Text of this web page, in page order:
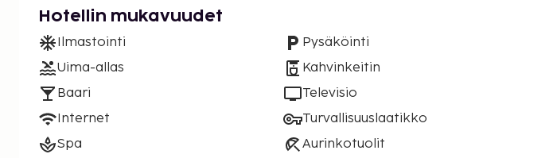
Hotellin mukavuudet
Ilmastointi
Uima-allas
Baari
Internet
Spa
Pysäköinti
Kahvinkeitin
Televisio
Turvallisuuslaatikko
Aurinkotuolit